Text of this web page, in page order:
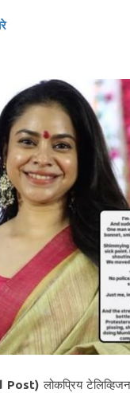
Post)लोकप्रिय